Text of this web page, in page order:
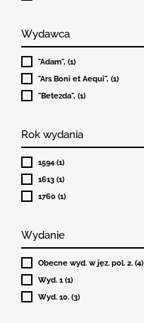
Wydawca
"Adam", (1)
"Ars Boni et Aequi", (1)
"Betezda", (1)
Rok wydania
1594 (1)
1613 (1)
1760 (1)
Wydanie
Obecne wyd. w jęz. pol. 2. (4)
Wyd. 1 (1)
Wyd. 10. (3)